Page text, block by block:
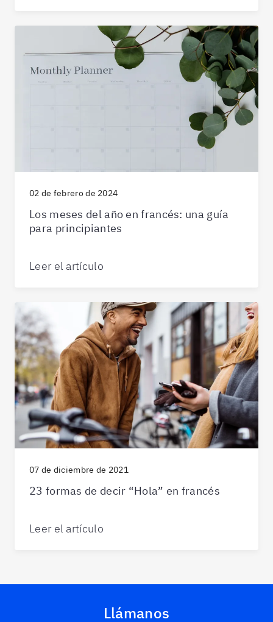
02 de febrero de 2024
Los meses del año en francés: una guía
para principiantes
Leer el artículo
07 de diciembre de 2021
23 formas de decir “Hola” en francés
Leer el artículo
Llámanos